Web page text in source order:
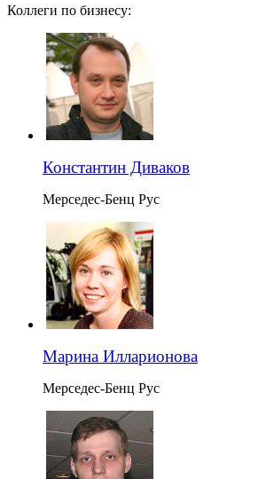
Коллеги по бизнесу:
Константин Диваков
Мерседес-Бенц Рус
Марина Илларионова
Мерседес-Бенц Рус